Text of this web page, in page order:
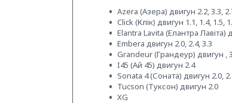
Azera (Азера) двигун 2.2, 3.3,
Click (Клік) двигун 1.1, 1.4, 1.5,
Elantra Lavita (Елантра Лавіта)
Embera двигун 2.0, 2.4, 3.3
Grandeur (Грандеур) двигун ,
I45 (Ай 45) двигун 2.4
Sonata 4 (Соната) двигун 2.0,
Tucson (Туксон) двигун 2.0
XG